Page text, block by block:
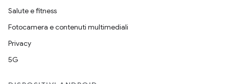
Salute e fitness
Fotocamera e contenuti multimediali
Privacy
5G